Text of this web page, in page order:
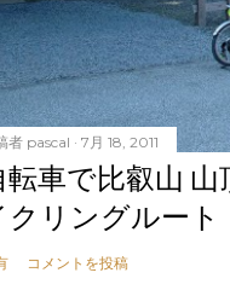
者 pascal 7月 18, 2011
転車で比叡山
クリングルート
コメントを投稿